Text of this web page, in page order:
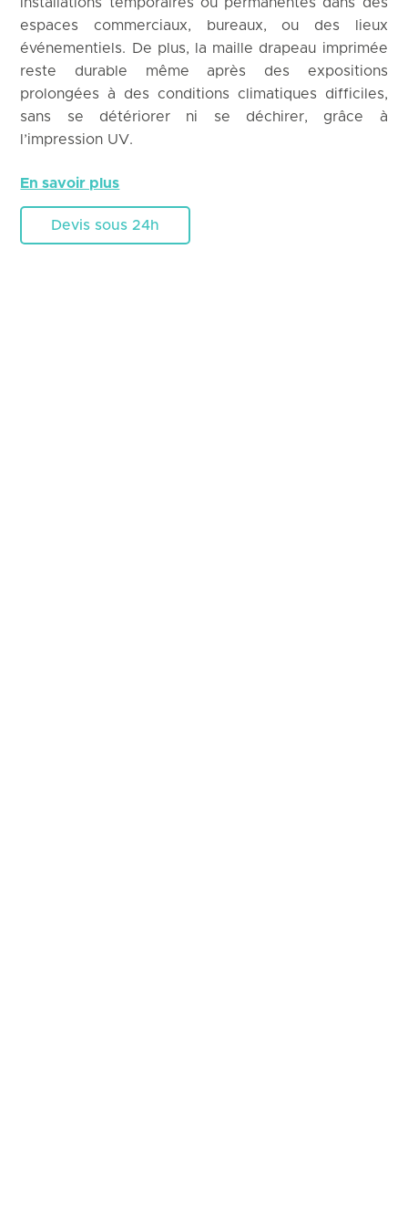
espaces commerciaux, bureaux, ou des lieux
événementiels. De plus, la maille drapeau imprimée
reste durable même après des expositions
prolongées à des conditions climatiques difficiles,
sans se détériorer ni se déchirer, grâce à
l’impression UV.
En savoir plus
Devis sous 24h